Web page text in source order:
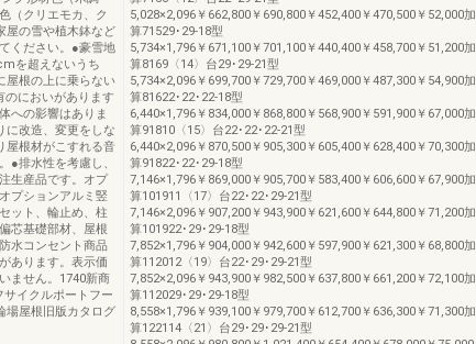
（クリエモカ、ク
の雪や植木鉢など
ください。●豪雪地
を超えないうち
屋根の上に乗らない
のにおいがあります
への影響はありま
に改造、変更をしな
屋根材がこすれる音
●排水性を考慮し、
生産品です。オプ
プションアルミ竪
ット、輪止め、柱
芯基礎部材、屋根
水コンセント商品
あります。表示価
ません。1740新商
イクルポートフー
場屋根旧版カタログ
5,028×2,096￥662,800￥690,800￥452,400￥470,500￥52,000加
算71529･29-18型
5,734×1,796￥671,100￥701,100￥440,400￥458,700￥51,200加
算8169〈14〉台29･29-21型
5,734×2,096￥699,700￥729,700￥469,000￥487,300￥54,900加
算81622･22･22-18型
6,440×1,796￥834,000￥868,800￥568,900￥591,900￥67,000加
算91810〈15〉台22･22･22-21型
6,440×2,096￥870,500￥905,300￥605,400￥628,400￥70,300加
算91822･22･29-18型
7,146×1,796￥869,000￥905,700￥583,400￥606,600￥67,900加
算101911〈17〉台22･22･29-21型
7,146×2,096￥907,200￥943,900￥621,600￥644,800￥71,200加
算101922･29･29-18型
7,852×1,796￥904,000￥942,600￥597,900￥621,300￥68,800加
算112012〈19〉台22･29･29-21型
7,852×2,096￥943,900￥982,500￥637,800￥661,200￥72,100加
算112029･29･29-18型
8,558×1,796￥939,100￥979,700￥612,700￥636,300￥71,300加
算122114〈21〉台29･29･29-21型